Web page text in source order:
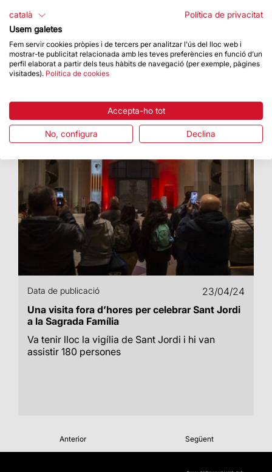
Enguany, els visitants de la Basílica han pogut
descobrir la projecció d’art visual creada amb
intel·ligència artificial per a l’ocasió
Data de publicació
23/04/24
Una visita fora d’hores per celebrar Sant Jordi
a la Sagrada Família
Va tenir lloc la vigília de Sant Jordi i hi van
assistir 180 persones
Anterior Següent
català
Política de privacitat
Usem galetes
Fem servir cookies pròpies i de tercers per analitzar l'ús del lloc web i
mostrar-te publicitat relacionada amb les teves preferències en funció d'un
perfil elaborat a partir dels teus hàbits de navegació (per exemple, pàgines
visitades). Política de cookies
Accepta-ho tot
No, configura Declina